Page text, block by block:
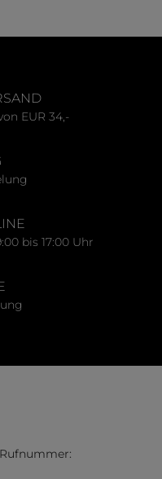
EUR 34,-
bis 17:00 Uhr